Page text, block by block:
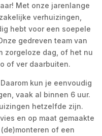
Met onze jarenlange
verhuizingen,
hebt voor een soepele
gedreven team van
zorgeloze dag, of het nu
of ver daarbuiten.
kun je eenvoudig
vaak al binnen 6 uur.
hetzelfde zijn.
en op maat gemaakte
of een